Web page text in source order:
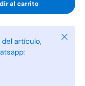
al carrito
artículo,
Cerrar